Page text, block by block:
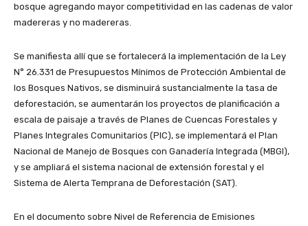
bosque agregando mayor competitividad en las cadenas de valor
madereras y no madereras.
Se manifiesta allí que se fortalecerá la implementación de la Ley
N° 26.331 de Presupuestos Mínimos de Protección Ambiental de
los Bosques Nativos, se disminuirá sustancialmente la tasa de
deforestación, se aumentarán los proyectos de planificación a
escala de paisaje a través de Planes de Cuencas Forestales y
Planes Integrales Comunitarios (PIC), se implementará el Plan
Nacional de Manejo de Bosques con Ganadería Integrada (MBGI),
y se ampliará el sistema nacional de extensión forestal y el
Sistema de Alerta Temprana de Deforestación (SAT).
En el documento sobre Nivel de Referencia de Emisiones